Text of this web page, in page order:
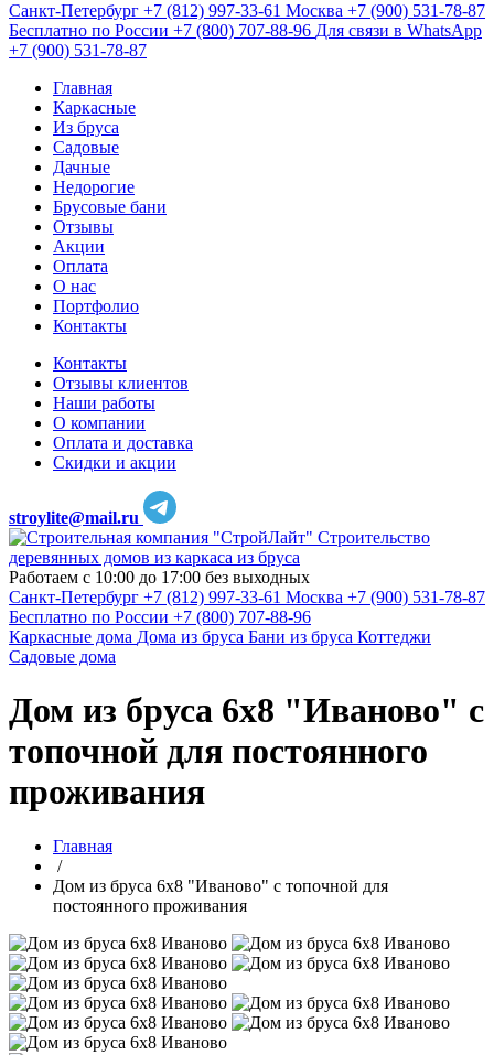
Санкт-Петербург +7 (812) 997-33-61 Москва +7 (900) 531-78-87
Бесплатно по России +7 (800) 707-88-96 Для связи в WhatsApp
+7 (900) 531-78-87
Главная
Каркасные
Из бруса
Садовые
Дачные
Недорогие
Брусовые бани
Отзывы
Акции
Оплата
О нас
Портфолио
Контакты
Контакты
Отзывы клиентов
Наши работы
О компании
Оплата и доставка
Скидки и акции
stroylite@mail.ru
Строительство
деревянных домов из каркаса из бруса
Работаем с 10:00 до 17:00 без выходных
Санкт-Петербург +7 (812) 997-33-61 Москва +7 (900) 531-78-87
Бесплатно по России +7 (800) 707-88-96
Каркасные дома Дома из бруса Бани из бруса Коттеджи
Садовые дома
Дом из бруса 6х8 "Иваново" с
топочной для постоянного
проживания
Главная
/
Дом из бруса 6х8 "Иваново" с топочной для
постоянного проживания